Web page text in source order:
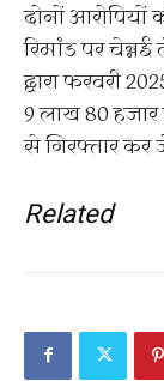
दोनों आरोपियों
रिमांड पर
द्वारा फरवरी
9 लाख 80
से गिरफ्तार कर
Related